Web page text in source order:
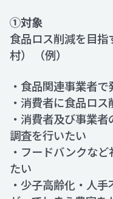
①対象
食品ロス削減を目
村） （例）
・食品関連事業者
・消費者に食品ロ
・消費者及び事業
調査を行いたい
・フードバンクな
たい
・少子高齢化・人